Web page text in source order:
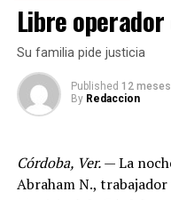
De obtener resultados
tendría la posibilidad
internacional de la
Libre
Su familia pide justicia
Published 12
By Redaccion
Córdoba, Ver.— La
Abraham N.,